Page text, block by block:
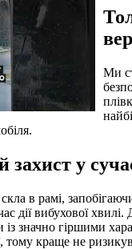
Ми
захист у
в рамі,
дії вибухової
із значно гіршими
тому краще не